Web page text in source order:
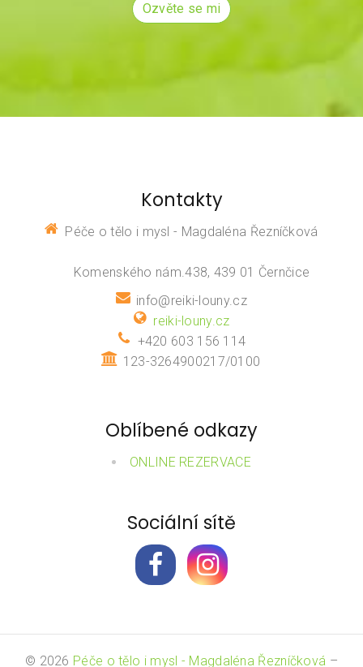
Ozvěte se mi
Kontakty
Péče o tělo i mysl - Magdaléna Řezníčková
Komenského nám.438, 439 01 Černčice
info@reiki-louny.cz
reiki-louny.cz
+420 603 156 114
123-3264900217/0100
Oblíbené odkazy
ONLINE REZERVACE
Sociální sítě
© 2026 Péče o tělo i mysl - Magdaléna Řezníčková –